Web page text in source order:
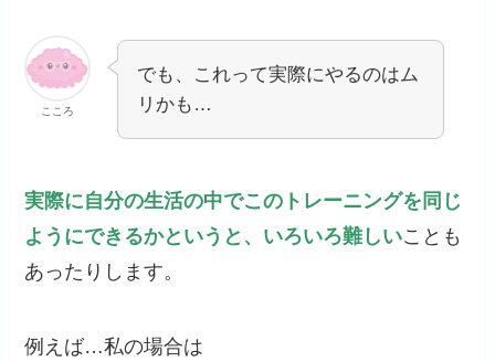
こころ
でも、これって実際にやるのはム
リかも…
実際に自分の生活の中でこのトレーニングを同じ
ようにできるかというと、いろいろ難しいことも
あったりします。
例えば…私の場合は